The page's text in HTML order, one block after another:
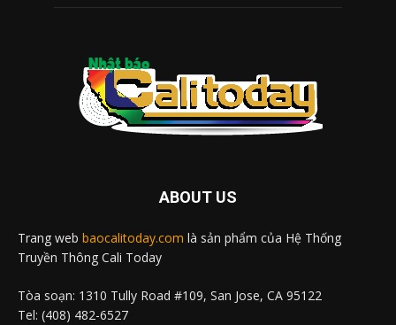
ABOUT US
Trang web baocalitoday.com là sản phẩm của Hệ Thống
Truyền Thông Cali Today
Tòa soạn: 1310 Tully Road #109, San Jose, CA 95122
Tel: (408) 482-6527